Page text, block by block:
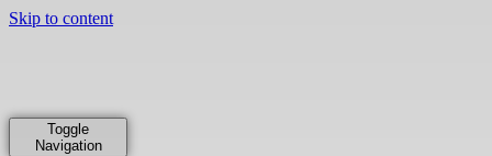
Skip to content
Toggle
Navigation